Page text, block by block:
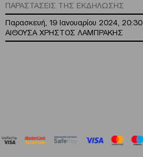
ΠΑΡΑΣΤΑΣΕΙΣ ΤΗΣ ΕΚΔΗΛΩΣΗΣ
Παρασκευή, 19 Ιανουαρίου 2024, 20:30
ΑΙΘΟΥΣΑ ΧΡΗΣΤΟΣ ΛΑΜΠΡΑΚΗΣ